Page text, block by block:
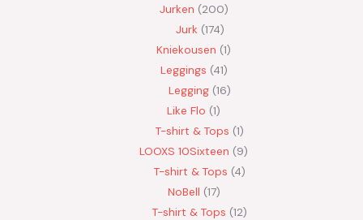
Jurken 200
Jurk 174
Kniekousen 1
Leggings 41
Legging 16
Like Flo 1
T-shirt & Tops 1
LOOXS 10Sixteen
9
T-shirt & Tops 4
NoBell 17
T-shirt & Tops 12